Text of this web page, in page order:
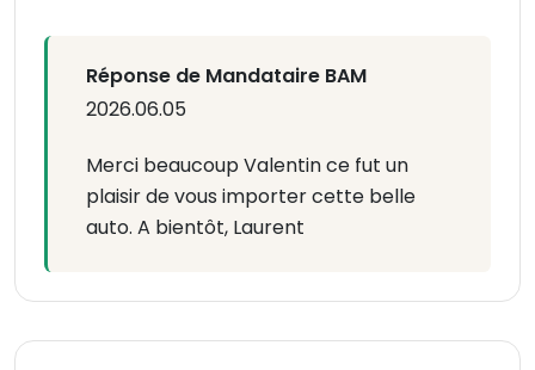
Réponse de Mandataire BAM
2026.06.05
Merci beaucoup Valentin ce fut un
plaisir de vous importer cette belle
auto. A bientôt, Laurent